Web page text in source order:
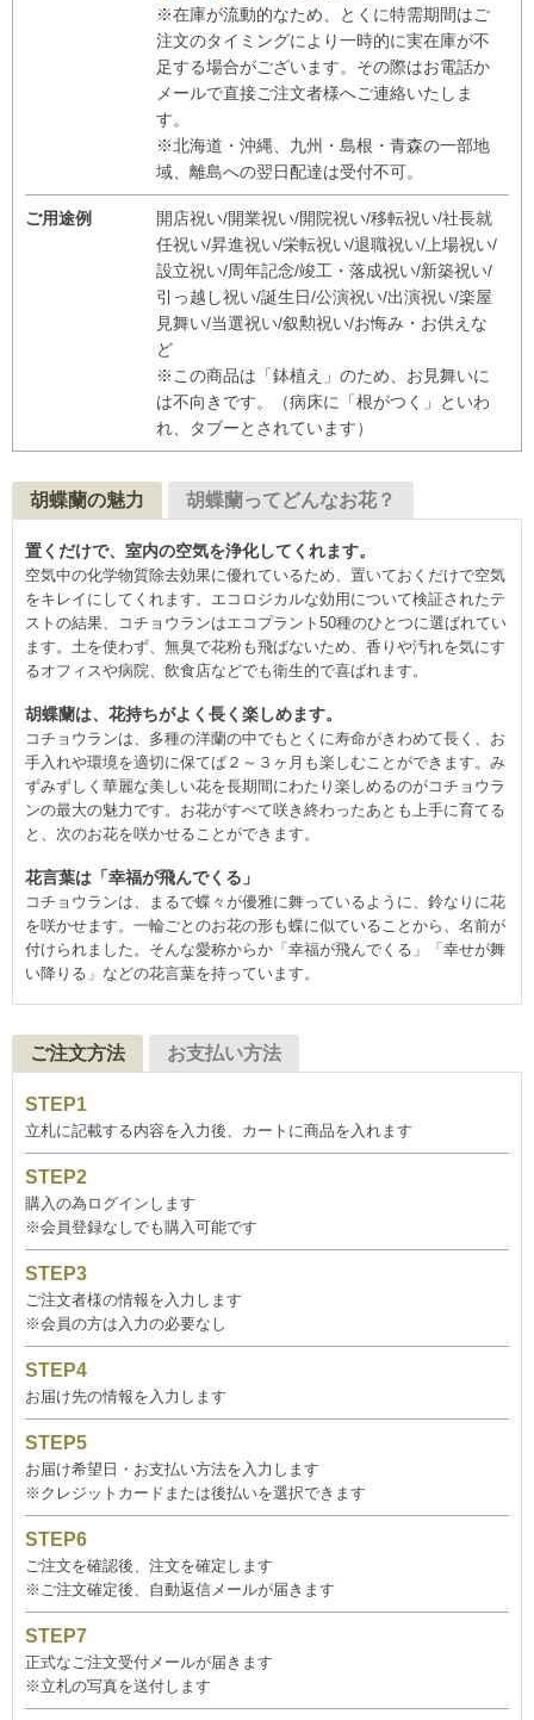
※在庫が流動的なため、とくに特需期間はご
注文のタイミングにより一時的に実在庫が不
足する場合がございます。その際はお電話か
メールで直接ご注文者様へご連絡いたしま
す。
※北海道・沖縄、九州・島根・青森の一部地
域、離島への翌日配達は受付不可。
ご用途例
開店祝い/開業祝い/開院祝い/移転祝い/社長就
任祝い/昇進祝い/栄転祝い/退職祝い/上場祝い/
設立祝い/周年記念/竣工・落成祝い/新築祝い/
引っ越し祝い/誕生日/公演祝い/出演祝い/楽屋
見舞い/当選祝い/叙勲祝い/お悔み・お供えな
ど
※この商品は「鉢植え」のため、お見舞いに
は不向きです。（病床に「根がつく」といわ
れ、タブーとされています）
胡蝶蘭の魅力 胡蝶蘭ってどんなお花？
置くだけで、室内の空気を浄化してくれます。
空気中の化学物質除去効果に優れているため、置いておくだけで空気
をキレイにしてくれます。エコロジカルな効用について検証されたテ
ストの結果、コチョウランはエコプラント50種のひとつに選ばれてい
ます。土を使わず、無臭で花粉も飛ばないため、香りや汚れを気にす
るオフィスや病院、飲食店などでも衛生的で喜ばれます。
胡蝶蘭は、花持ちがよく長く楽しめます。
コチョウランは、多種の洋蘭の中でもとくに寿命がきわめて長く、お
手入れや環境を適切に保てば２～３ヶ月も楽しむことができます。み
ずみずしく華麗な美しい花を長期間にわたり楽しめるのがコチョウラ
ンの最大の魅力です。お花がすべて咲き終わったあとも上手に育てる
と、次のお花を咲かせることができます。
花言葉は「幸福が飛んでくる」
コチョウランは、まるで蝶々が優雅に舞っているように、鈴なりに花
を咲かせます。一輪ごとのお花の形も蝶に似ていることから、名前が
付けられました。そんな愛称からか「幸福が飛んでくる」「幸せが舞
い降りる」などの花言葉を持っています。
ご注文方法 お支払い方法
立札に記載する内容を入力後、カートに商品を入れます
購入の為ログインします
※会員登録なしでも購入可能です
ご注文者様の情報を入力します
※会員の方は入力の必要なし
お届け先の情報を入力します
お届け希望日・お支払い方法を入力します
※クレジットカードまたは後払いを選択できます
ご注文を確認後、注文を確定します
※ご注文確定後、自動返信メールが届きます
正式なご注文受付メールが届きます
※立札の写真を送付します